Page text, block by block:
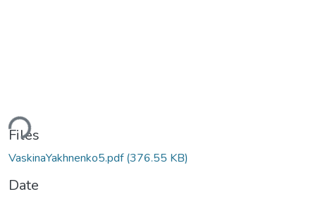
Files
VaskinaYakhnenko5.pdf(376.55 KB)
Date